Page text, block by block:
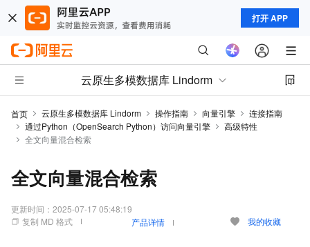
打开 APP
云原生多模数据库 Lindorm
首页 云原生多模数据库 Lindorm 操作指南 向量引擎
连接指南
通过Python（OpenSearch Python）访问向量引擎
高级特性
全文向量混合检索
全文向量混合检索
更新时间： 2025-07-17 05:48:19
复制 MD 格式
产品详情 我的收藏